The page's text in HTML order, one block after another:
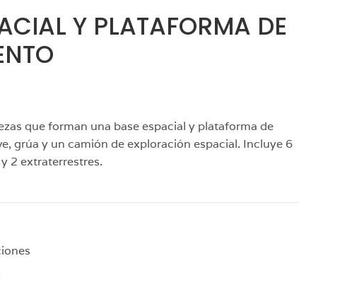
Y PLATAFORMA DE
que forman una base espacial y plataforma de
grúa y un camión de exploración espacial. Incluye 6
2 extraterrestres.